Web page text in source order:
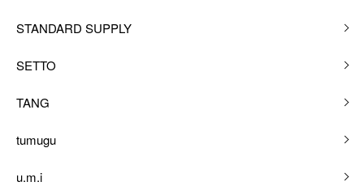
STANDARD SUPPLY
SETTO
TANG
tumugu
u.m.i